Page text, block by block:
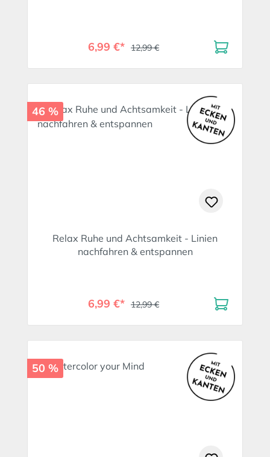
6,99 €* 12,99 €
46 %
Relax Ruhe und Achtsamkeit - Linien
nachfahren & entspannen
6,99 €* 12,99 €
50 %